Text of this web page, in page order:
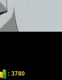
: 3780